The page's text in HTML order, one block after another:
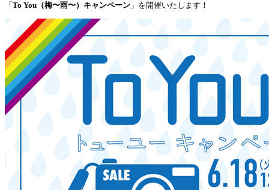
「 To You（梅〜雨〜）キャンペーン 」を開催いたします！